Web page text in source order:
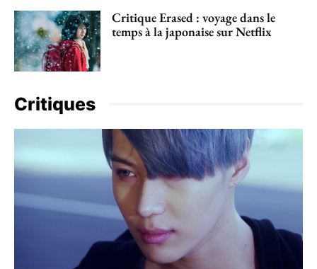
Critique Erased : voyage dans le
temps à la japonaise sur Netflix
Critiques